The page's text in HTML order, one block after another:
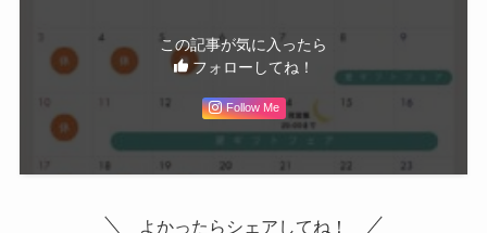
この記事が気に入ったら
フォローしてね！
Follow Me
よかったらシェアしてね！